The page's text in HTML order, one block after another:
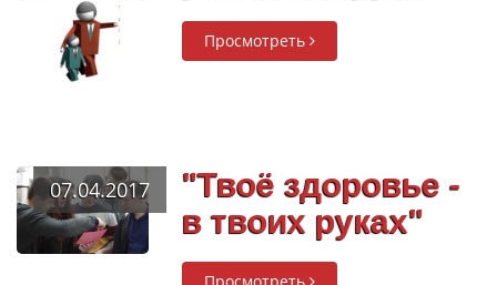
Просмотреть
07.04.2017
"Твоё здоровье -
в твоих руках"